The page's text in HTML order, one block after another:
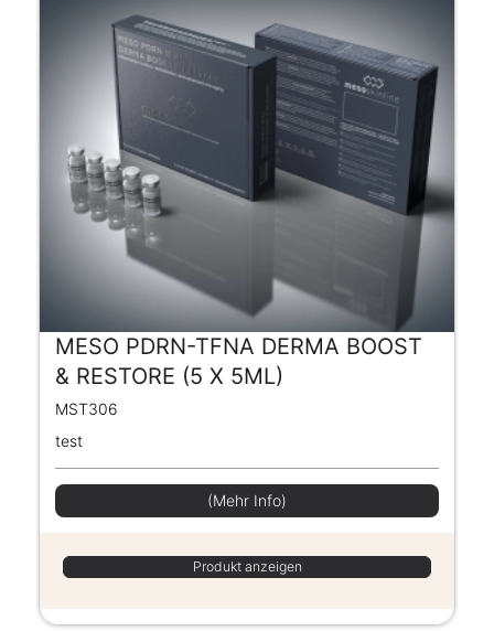
MESO PDRN-TFNA DERMA BOOST
& RESTORE (5 X 5ML)
MST306
test
(Mehr Info)
Produkt anzeigen